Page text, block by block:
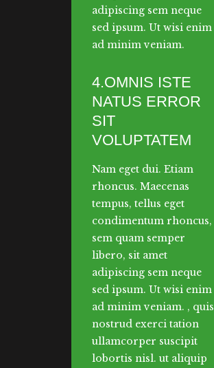
adipiscing sem neque
sed ipsum. Ut wisi enim
ad minim veniam.
4.OMNIS ISTE
NATUS ERROR
SIT
VOLUPTATEM
Nam eget dui. Etiam
rhoncus. Maecenas
tempus, tellus eget
condimentum rhoncus,
sem quam semper
libero, sit amet
adipiscing sem neque
sed ipsum. Ut wisi enim
ad minim veniam. , quis
nostrud exerci tation
ullamcorper suscipit
lobortis nisl. ut aliquip